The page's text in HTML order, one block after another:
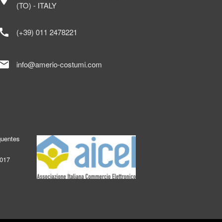
(TO) - ITALY
call (+39) 011 2478221
info@amerio-costumi.com